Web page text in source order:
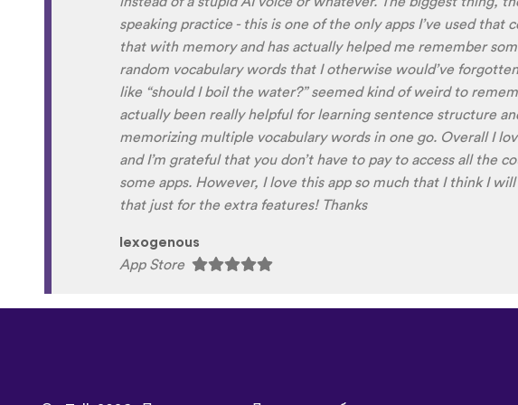
sometimes struggle with hearing/understanding low register
Although it can be a little disconcerting hearing the
own voice (nobody likes the sound of their own voice), it is
to hear it played back-to-back with the fluent pronunciation
comparison and self critique. I think I'm going to have fun with
and look forward to learning a little (or a lot) of Turkish before
next summer.
Delilah64